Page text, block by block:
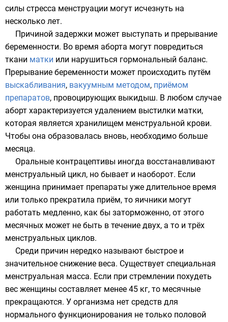
силы стресса менструации могут исчезнуть на
несколько лет.
Причиной задержки может выступать и прерывание
беременности. Во время аборта могут повредиться
ткани матки или нарушиться гормональный баланс.
Прерывание беременности может происходить путём
выскабливания, вакуумным методом, приёмом
препаратов, провоцирующих выкидыш. В любом случае
аборт характеризуется удалением выстилки матки,
которая является хранилищем менструальной крови.
Чтобы она образовалась вновь, необходимо больше
месяца.
Оральные контрацептивы иногда восстанавливают
менструальный цикл, но бывает и наоборот. Если
женщина принимает препараты уже длительное время
или только прекратила приём, то яичники могут
работать медленно, как бы заторможенно, от этого
месячных может не быть в течение двух, а то и трёх
менструальных циклов.
Среди причин нередко называют быстрое и
значительное снижение веса. Существует специальная
менструальная масса. Если при стремлении похудеть
вес женщины составляет менее 45 кг, то месячные
прекращаются. У организма нет средств для
нормального функционирования не только половой